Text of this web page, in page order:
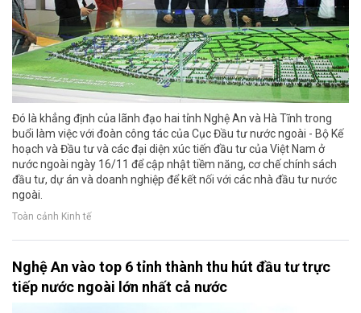
Đó là khẳng định của lãnh đạo hai tỉnh Nghệ An và Hà Tĩnh trong
buổi làm việc với đoàn công tác của Cục Đầu tư nước ngoài - Bộ Kế
hoạch và Đầu tư và các đại diện xúc tiến đầu tư của Việt Nam ở
nước ngoài ngày 16/11 để cập nhật tiềm năng, cơ chế chính sách
đầu tư, dự án và doanh nghiệp để kết nối với các nhà đầu tư nước
ngoài.
Toàn cảnh Kinh tế
Nghệ An vào top 6 tỉnh thành thu hút đầu tư trực
tiếp nước ngoài lớn nhất cả nước